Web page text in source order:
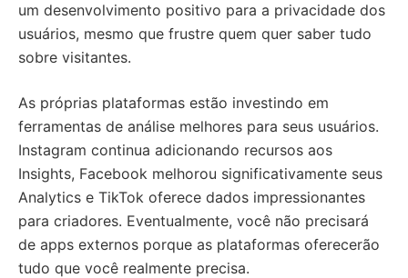
um desenvolvimento positivo para a privacidade dos
usuários, mesmo que frustre quem quer saber tudo
sobre visitantes.
As próprias plataformas estão investindo em
ferramentas de análise melhores para seus usuários.
Instagram continua adicionando recursos aos
Insights, Facebook melhorou significativamente seus
Analytics e TikTok oferece dados impressionantes
para criadores. Eventualmente, você não precisará
de apps externos porque as plataformas oferecerão
tudo que você realmente precisa.